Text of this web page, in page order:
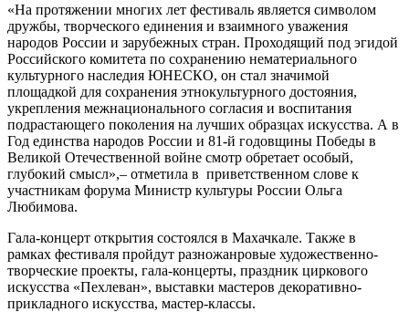
«На протяжении многих лет фестиваль является символом
дружбы, творческого единения и взаимного уважения
народов России и зарубежных стран. Проходящий под эгидой
Российского комитета по сохранению нематериального
культурного наследия ЮНЕСКО, он стал значимой
площадкой для сохранения этнокультурного достояния,
укрепления межнационального согласия и воспитания
подрастающего поколения на лучших образцах искусства. А в
Год единства народов России и 81-й годовщины Победы в
Великой Отечественной войне смотр обретает особый,
глубокий смысл»,– отметила в приветственном слове к
участникам форума Министр культуры России Ольга
Любимова.
Гала-концерт открытия состоялся в Махачкале. Также в
рамках фестиваля пройдут разножанровые художественно-
творческие проекты, гала-концерты, праздник циркового
искусства «Пехлеван», выставки мастеров декоративно-
прикладного искусства, мастер-классы.